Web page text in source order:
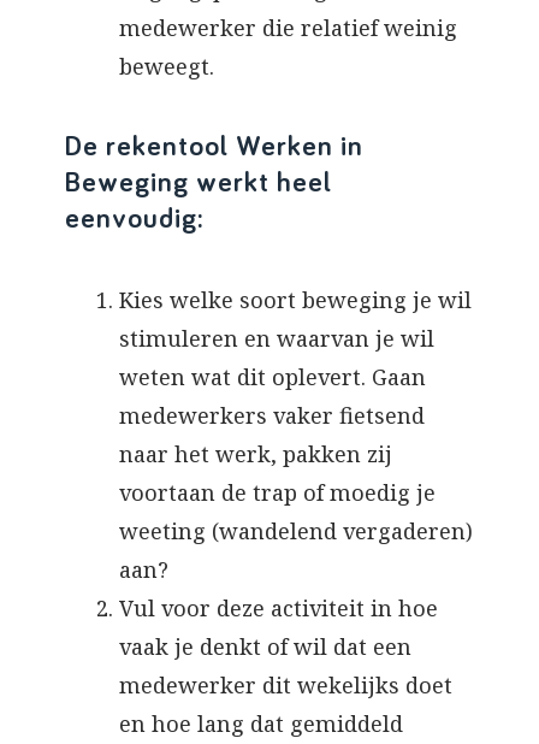
medewerker die relatief weinig
beweegt.
De rekentool Werken in
Beweging werkt heel
eenvoudig:
Kies welke soort beweging je wil
stimuleren en waarvan je wil
weten wat dit oplevert. Gaan
medewerkers vaker fietsend
naar het werk, pakken zij
voortaan de trap of moedig je
weeting (wandelend vergaderen)
aan?
Vul voor deze activiteit in hoe
vaak je denkt of wil dat een
medewerker dit wekelijks doet
en hoe lang dat gemiddeld